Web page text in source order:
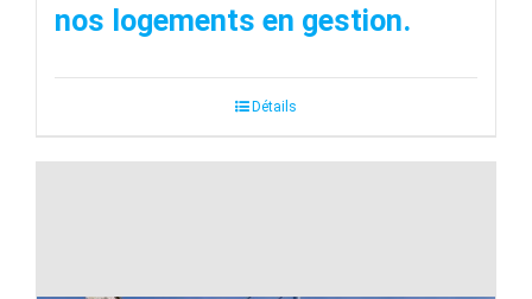
nos logements en gestion.
Détails